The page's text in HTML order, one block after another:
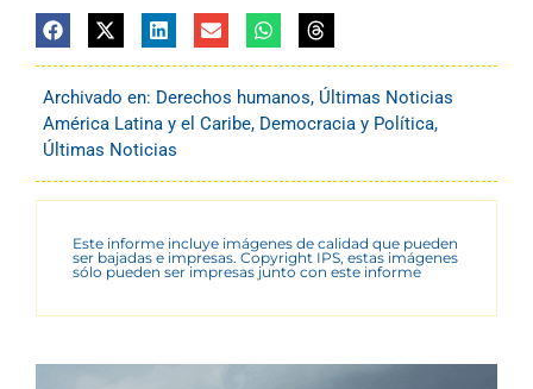
Archivado en: Derechos humanos, Últimas Noticias
América Latina y el Caribe, Democracia y Política,
Últimas Noticias
Este informe incluye imágenes de calidad que pueden
ser bajadas e impresas. Copyright IPS, estas imágenes
sólo pueden ser impresas junto con este informe